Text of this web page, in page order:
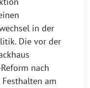
in der
Die vor der
nach
am